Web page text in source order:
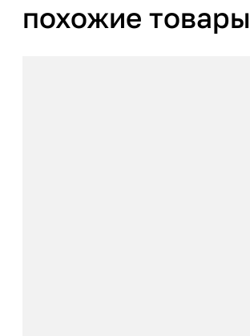
похожие товары